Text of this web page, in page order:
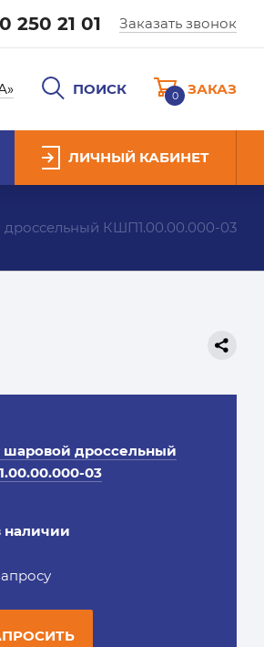
250 21 01 Заказать звонок
ПОИСК 0 ЗАКАЗ
ЛИЧНЫЙ КАБИНЕТ
КШП1.00.00.000-03
шаровой дроссельный
03
наличии